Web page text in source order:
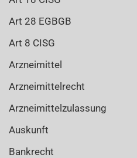
Art 28 EGBGB
Art 8 CISG
Arzneimittel
Arzneimittelrecht
Arzneimittelzulassung
Auskunft
Bankrecht